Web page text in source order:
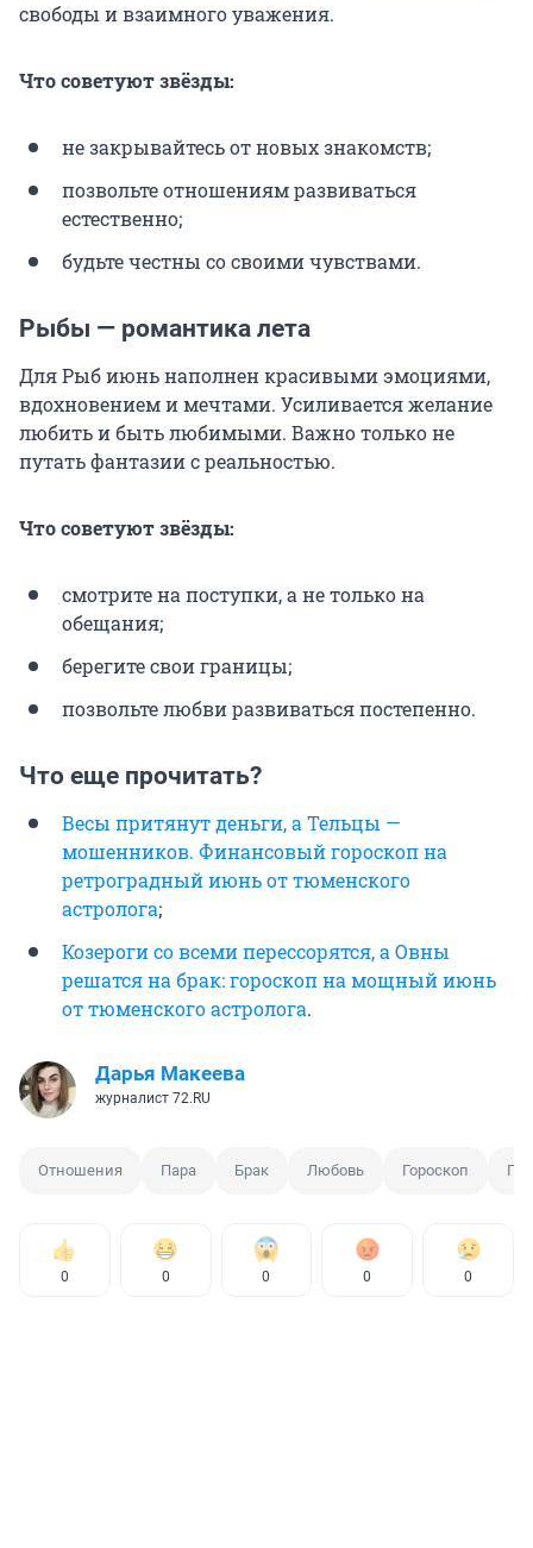
свободы и взаимного уважения.
Что советуют звёзды:
не закрывайтесь от новых знакомств;
позвольте отношениям развиваться
естественно;
будьте честны со своими чувствами.
Рыбы — романтика лета
Для Рыб июнь наполнен красивыми эмоциями,
вдохновением и мечтами. Усиливается желание
любить и быть любимыми. Важно только не
путать фантазии с реальностью.
Что советуют звёзды:
смотрите на поступки, а не только на
обещания;
берегите свои границы;
позвольте любви развиваться постепенно.
Что еще прочитать?
Весы притянут деньги, а Тельцы —
мошенников. Финансовый гороскоп на
ретроградный июнь от тюменского
астролога;
Козероги со всеми перессорятся, а Овны
решатся на брак: гороскоп на мощный июнь
от тюменского астролога.
Дарья Макеева
журналист 72.RU
Отношения Пара Брак Любовь Гороскоп
0 0 0 0 0